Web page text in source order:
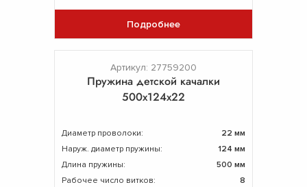
Подробнее
Артикул: 27759200
Пружина детской качалки
500х124х22
Диаметр проволоки:
22 мм
Наруж. диаметр пружины:
124 мм
Длина пружины:
500 мм
Рабочее число витков:
8